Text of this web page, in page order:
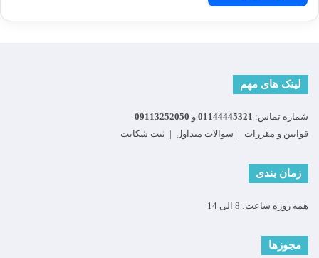
لینک های مهم
شماره تماس: 01144445321 و 09113252050
قوانین و مقررات | سوالات متداول | ثبت شکایت
زمان بندی
همه روزه ساعت: 8 الی 14
مجوزها